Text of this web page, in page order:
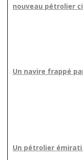
nouveau pétrolier
Un navire frappé
Un pétrolier